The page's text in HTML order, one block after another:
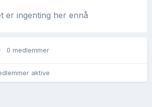
er ingenting her ennå
0 medlemmer
aktive